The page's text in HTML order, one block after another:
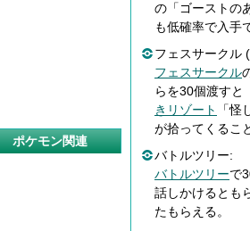
の「ゴーストの
も低確率で入手
フェスサークル
フェスサークル
らを30個渡すと
きリゾート
「
が拾ってくるこ
バトルツリー:
バトルツリーで
話しかけるとも
たもらえる。
ポケモン関連